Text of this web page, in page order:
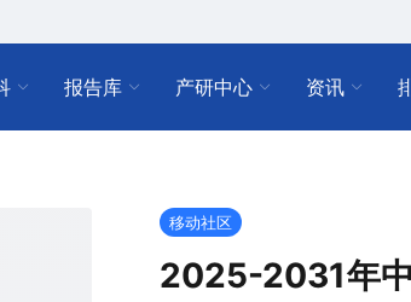
报告库 产研中心 资讯
移动社区
2025-2031年